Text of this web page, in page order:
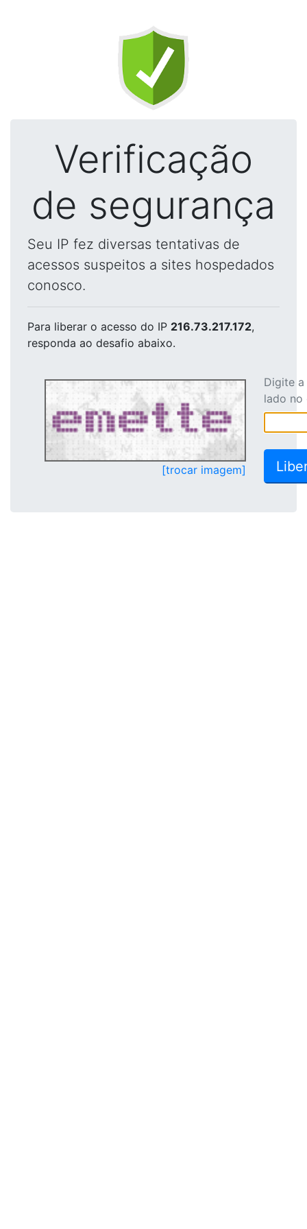
Verificação
de segurança
Seu IP fez diversas tentativas de
acessos suspeitos a sites hospedados
conosco.
Para liberar o acesso do IP 216.73.217.172,
responda ao desafio abaixo.
[trocar imagem]
Digite
lado no